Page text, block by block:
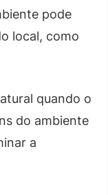
pode
local, como
quando o
do ambiente
a